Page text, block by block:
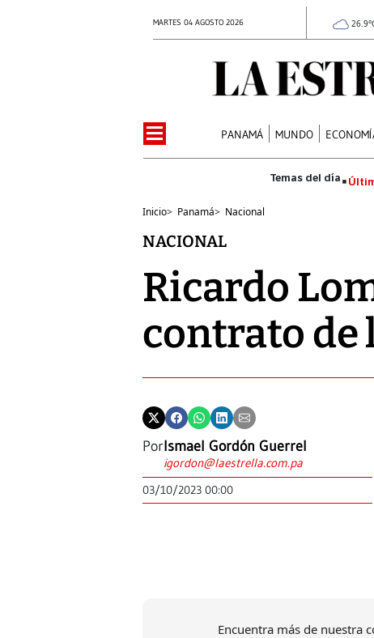
MARTES 04 AGOSTO 2026
PANAMÁ MUNDO
Inicio> Panamá> Nacional
NACIONAL
Ricardo
contrato de
PorIsmael Gordón Guerrel
igordon@laestrella.com.pa
03/10/2023 00:00
Encuentra más de nuestra